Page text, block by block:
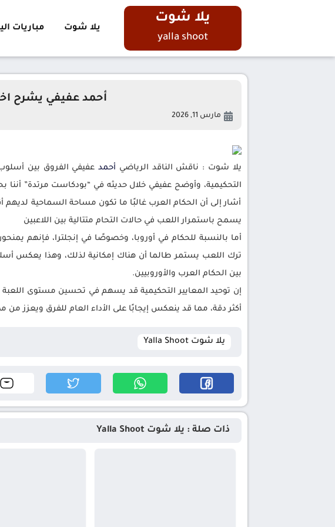
يلا شوت
yalla shoot
يلا شوت مباريات
أحمد عفيفي يشرح
مارس 11, 2026
يلا شوت : ناقش الناقد الرياضي أحمد عفيفي الفروق بين
التحكيمية، وأوضح عفيفي خلال حديثه في “بودكاست مرتدة”
أشار إلى أن الحكام العرب غالبًا ما تكون مساحة السماحية لديهم
يسمح باستمرار اللعب في حالات التحام متتالية بين اللاعبين
أما بالنسبة للحكام في أوروبا، وخصوصًا في إنجلترا، فإنهم
ترك اللعب يستمر طالما أن هناك إمكانية لذلك، وهذا يعكس
بين الحكام العرب والأوروبيين.
إن توحيد المعايير التحكيمية قد يسهم في تحسين مستوى
أكثر دقة، مما قد ينعكس إيجابًا على الأداء العام للفرق ويعزز من
يلا شوت Yalla Shoot
ذات صلة : يلا شوت Yalla Shoot